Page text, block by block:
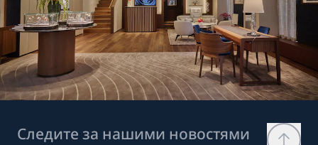
Следите за нашими новостями